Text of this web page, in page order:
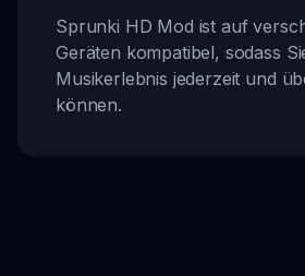
Sprunki HD Mod ist auf
Geräten kompatibel, sodass
Musikerlebnis jederzeit und
können.